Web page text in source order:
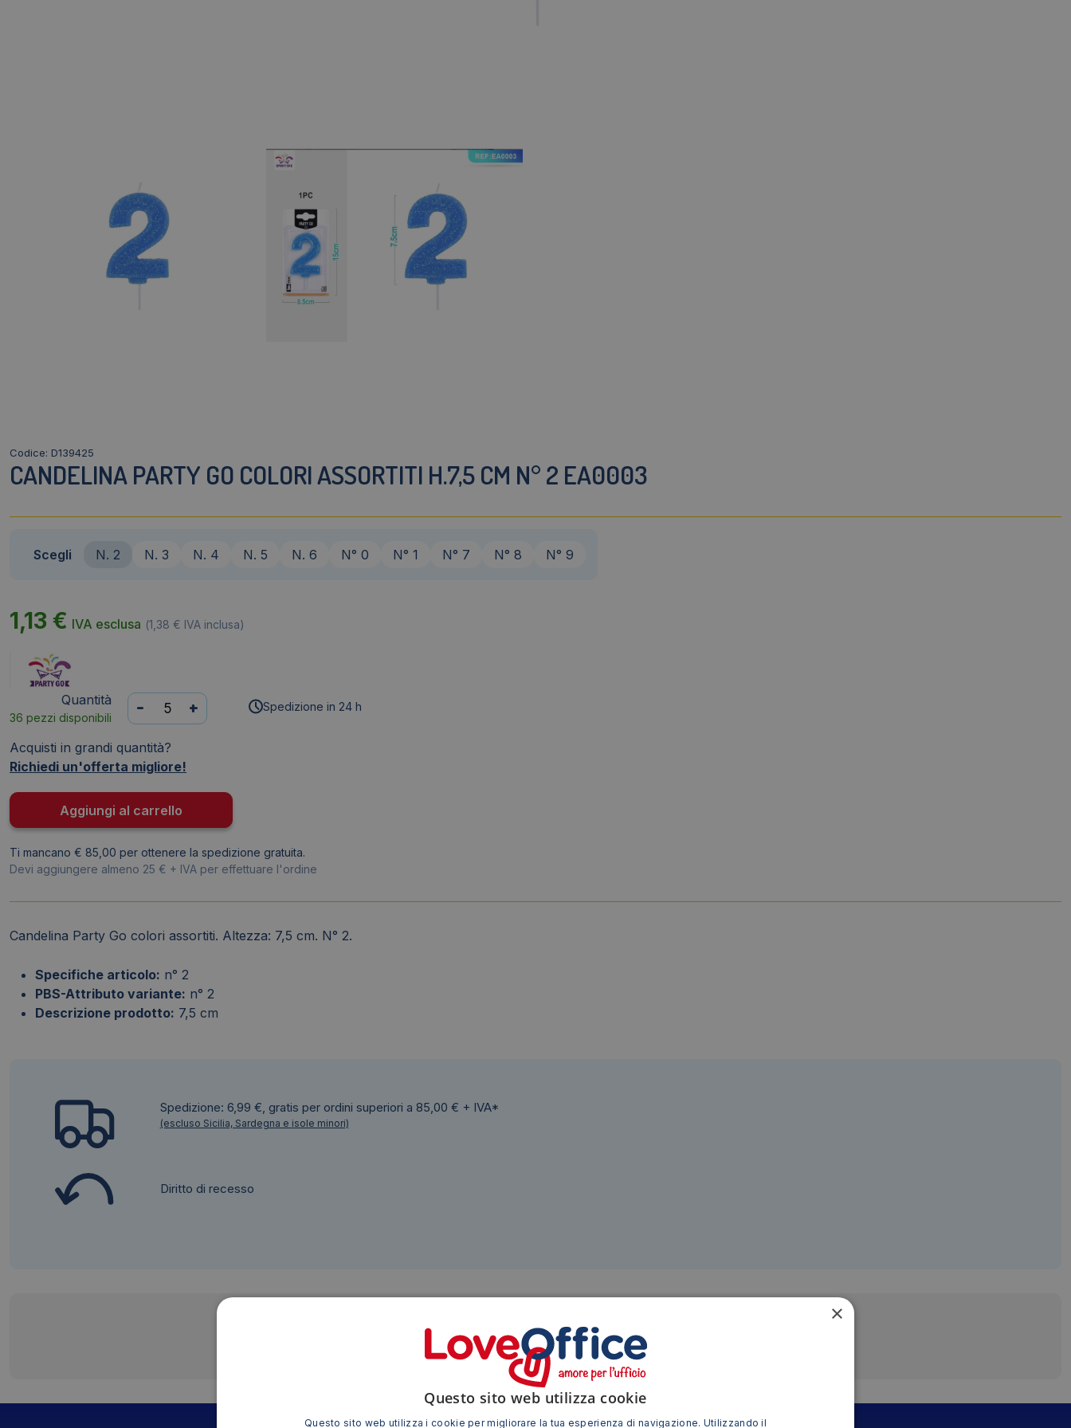
Codice: D139425
CANDELINA PARTY GO COLORI ASSORTITI H.7,5 CM N° 2 EA0003
Scegli N. 2 N. 3 N. 4 N. 5 N. 6 N° 0 N° 1 N° 7 N° 8 N° 9
1,13 € IVA esclusa (1,38 € IVA inclusa)
Quantità
36 pezzi disponibili
Candelina
Party
colori
assortiti
H.7,5
cm
n°
2
EA0003
- + Spedizione in 24 h
Acquisti in grandi quantità?
Richiedi un'offerta migliore!
Aggiungi al carrello
Ti mancano € 85,00 per ottenere la spedizione gratuita.
Devi aggiungere almeno 25 € + IVA per effettuare l'ordine
Candelina Party Go colori assortiti. Altezza: 7,5 cm. N° 2.
Specifiche articolo: n° 2
PBS-Attributo variante: n° 2
Descrizione prodotto: 7,5 cm
Spedizione: 6,99 €, gratis per ordini superiori a 85,00 € + IVA*
(escluso Sicilia, Sardegna e isole minori)
Diritto di recesso
Siamo presenti su ×
Questo sito web utilizza cookie
Questo sito web utilizza i cookie per migliorare la tua esperienza di navigazione. Utilizzando il